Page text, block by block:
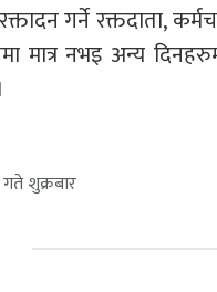
गर्ने रक्तदाता,
मात्र नभइ अन्य
शुक्रबार